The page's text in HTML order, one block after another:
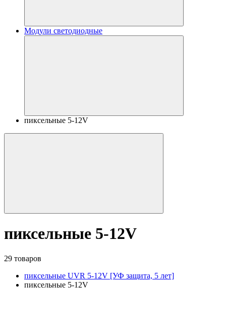
Модули светодиодные
пиксельные 5-12V
пиксельные 5-12V
29 товаров
пиксельные UVR 5-12V [УФ защита, 5 лет]
пиксельные 5-12V